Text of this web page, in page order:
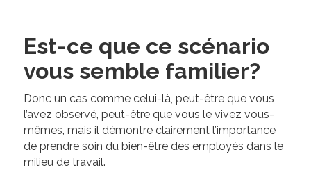
Est-ce que ce scénario
vous semble familier?
Donc un cas comme celui-là, peut-être que vous
l’avez observé, peut-être que vous le vivez vous-
mêmes, mais il démontre clairement l’importance
de prendre soin du bien-être des employés dans le
milieu de travail.